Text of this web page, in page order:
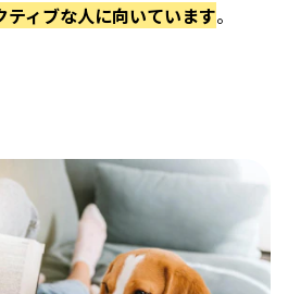
ィブな人に向いています。